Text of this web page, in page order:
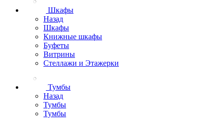
Шкафы
Назад
Шкафы
Книжные шкафы
Буфеты
Витрины
Стеллажи и Этажерки
Тумбы
Назад
Тумбы
Тумбы